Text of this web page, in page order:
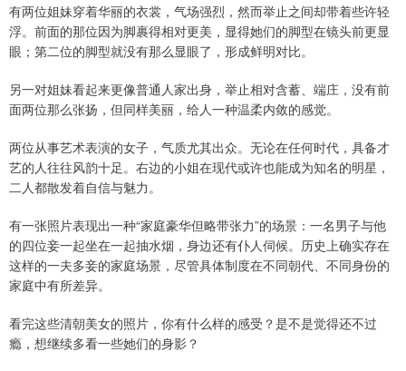
有两位姐妹穿着华丽的衣裳，气场强烈，然而举止之间却带着些许轻
浮。前面的那位因为脚裹得相对更美，显得她们的脚型在镜头前更显
眼；第二位的脚型就没有那么显眼了，形成鲜明对比。
另一对姐妹看起来更像普通人家出身，举止相对含蓄、端庄，没有前
面两位那么张扬，但同样美丽，给人一种温柔内敛的感觉。
两位从事艺术表演的女子，气质尤其出众。无论在任何时代，具备才
艺的人往往风韵十足。右边的小姐在现代或许也能成为知名的明星，
二人都散发着自信与魅力。
有一张照片表现出一种“家庭豪华但略带张力”的场景：一名男子与他
的四位妾一起坐在一起抽水烟，身边还有仆人伺候。历史上确实存在
这样的一夫多妾的家庭场景，尽管具体制度在不同朝代、不同身份的
家庭中有所差异。
看完这些清朝美女的照片，你有什么样的感受？是不是觉得还不过
瘾，想继续多看一些她们的身影？